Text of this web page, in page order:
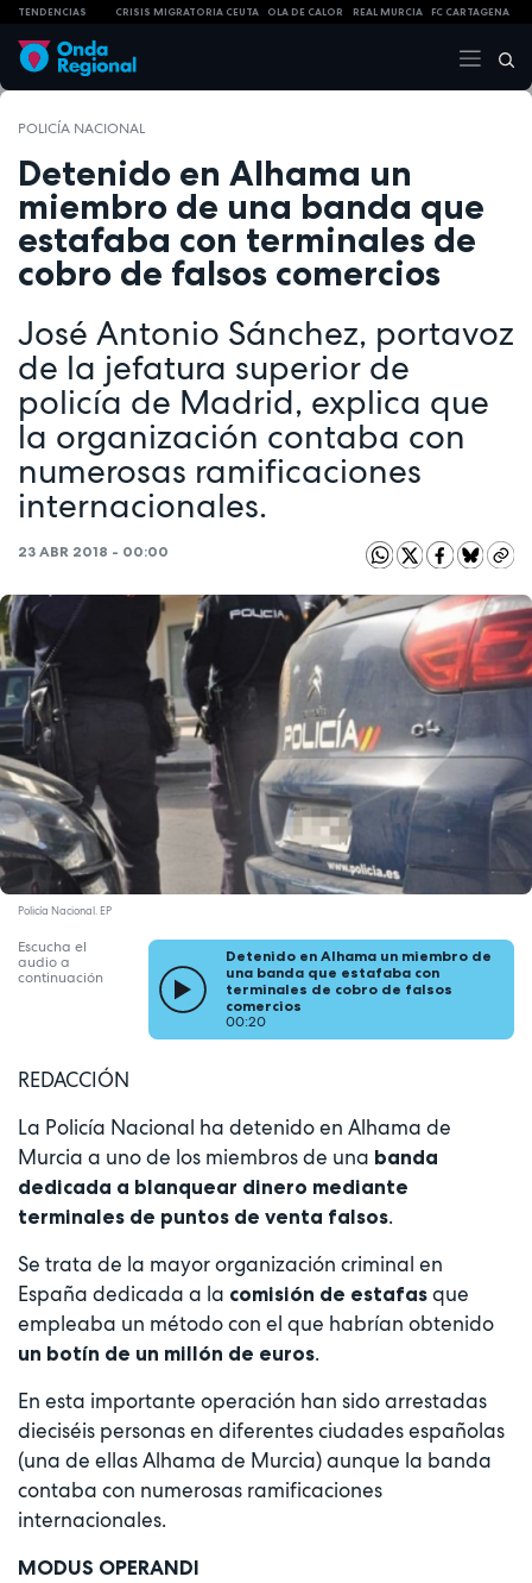
TENDENCIAS CRISIS MIGRATORIA CEUTA OLA DE CALOR REAL MURCIA FC CARTAGENA
POLICÍA NACIONAL
Detenido en Alhama un
miembro de una banda que
estafaba con terminales de
cobro de falsos comercios
José Antonio Sánchez, portavoz
de la jefatura superior de
policía de Madrid, explica que
la organización contaba con
numerosas ramificaciones
internacionales.
23 ABR 2018 - 00:00
Policía Nacional. EP
Escucha el
audio a
continuación
Detenido en Alhama un miembro de
una banda que estafaba con
terminales de cobro de falsos
comercios
00:20
REDACCIÓN
La Policía Nacional ha detenido en Alhama de
Murcia a uno de los miembros de una banda
dedicada a blanquear dinero mediante
terminales de puntos de venta falsos.
Se trata de la mayor organización criminal en
España dedicada a la comisión de estafas que
empleaba un método con el que habrían obtenido
un botín de un millón de euros.
En esta importante operación han sido arrestadas
dieciséis personas en diferentes ciudades españolas
(una de ellas Alhama de Murcia) aunque la banda
contaba con numerosas ramificaciones
internacionales.
MODUS OPERANDI